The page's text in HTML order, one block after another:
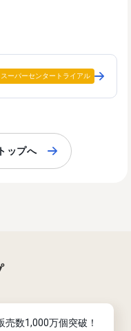
スーパーセンタートライアル
ップへ
売数1,000万個突破！